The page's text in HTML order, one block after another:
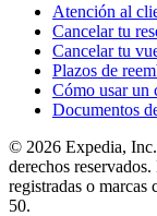
Atención al
Cancelar tu
Cancelar tu
Plazos de
Cómo usar un
Documentos
© 2026 Expedia,
derechos
registradas o
50.